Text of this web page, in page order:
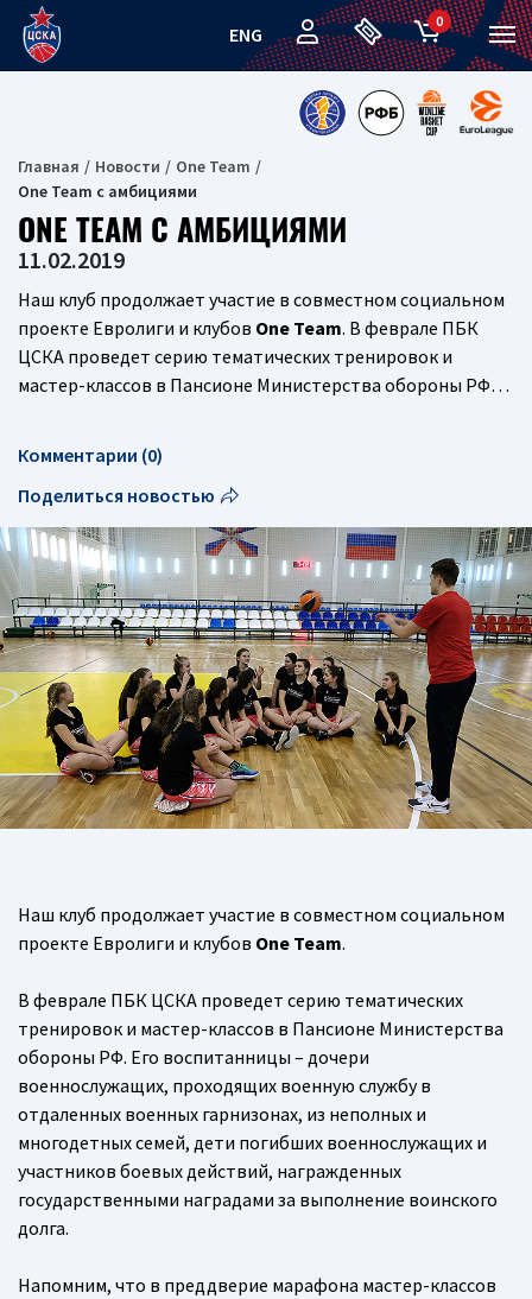
ENG
0
Главная Новости
One Team
One Team с амбициями
ONE TEAM С АМБИЦИЯМИ
11.02.2019
Наш клуб продолжает участие в совместном социальном
проекте Евролиги и клубов One Team. В феврале ПБК
ЦСКА проведет серию тематических тренировок и
мастер-классов в Пансионе Министерства обороны РФ…
Комментарии (0)
Поделиться новостью
Наш клуб продолжает участие в совместном социальном
проекте Евролиги и клубов One Team.
В феврале ПБК ЦСКА проведет серию тематических
тренировок и мастер-классов в Пансионе Министерства
обороны РФ. Его воспитанницы – дочери
военнослужащих, проходящих военную службу в
отдаленных военных гарнизонах, из неполных и
многодетных семей, дети погибших военнослужащих и
участников боевых действий, награжденных
государственными наградами за выполнение воинского
долга.
Напомним, что в преддверие марафона мастер-классов